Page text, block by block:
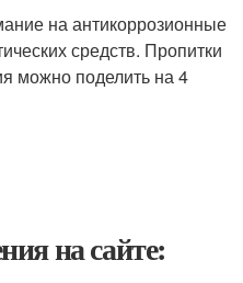
на антикоррозионные
средств. Пропитки
можно поделить на 4
на сайте: